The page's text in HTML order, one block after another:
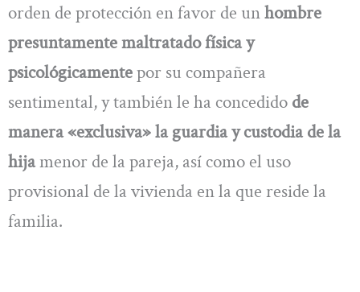
orden de protección en favor de unhombre
presuntamente maltratado física y
psicológicamentepor su compañera
sentimental, y también le ha concedido de
manera «exclusiva» la guardia y custodia de la
hijamenor de la pareja, así como el uso
provisional de la vivienda en la que reside la
familia.